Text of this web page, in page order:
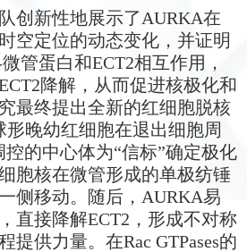
创新性地展示了AURKA在
空定位的动态变化，并证明
管蛋白和ECT2相互作用，
降解，从而促进核极化和
最终提出全新的红细胞脱核
晚幼红细胞在退出细胞周
的中心体为“信标”确定极化
胞核在微管形成的单极纺锤
侧移动。随后，AURKA易
直接降解ECT2，形成不对称
提供力量。在Rac GTPases的